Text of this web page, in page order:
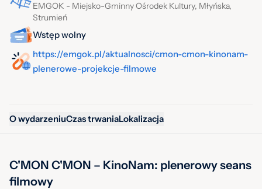
EMGOK - Miejsko-Gminny Ośrodek Kultury, Młyńska,
Strumień
Wstęp wolny
https://emgok.pl/aktualnosci/cmon-cmon-kinonam-
plenerowe-projekcje-filmowe
O wydarzeniuCzas trwaniaLokalizacja
C'MON C'MON – KinoNam: plenerowy seans
filmowy